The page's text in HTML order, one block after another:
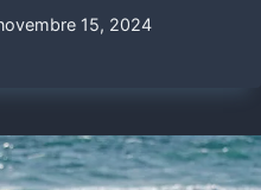
15, 2024